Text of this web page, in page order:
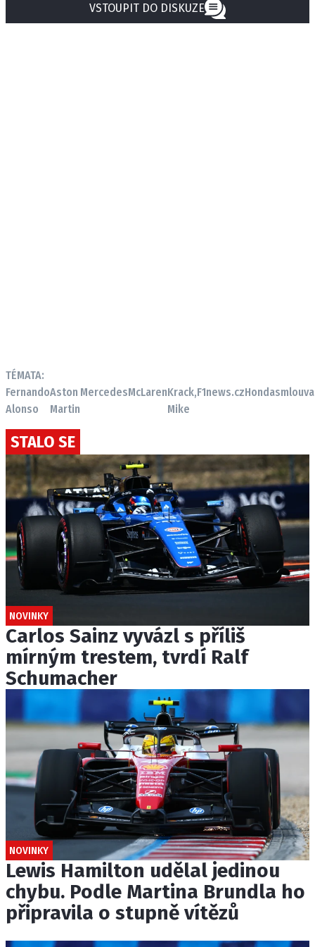
VSTOUPIT DO DISKUZE
TÉMATA:
Fernando
Alonso
Aston
Martin
MercedesMcLarenKrack,
Mike
F1news.czHondasmlouva
STALO SE
NOVINKY
Carlos Sainz vyvázl s příliš
mírným trestem, tvrdí Ralf
Schumacher
NOVINKY
Lewis Hamilton udělal jedinou
chybu. Podle Martina Brundla ho
připravila o stupně vítězů